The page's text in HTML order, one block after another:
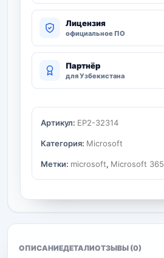
Лицензия
официальное ПО
Партнёр
для Узбекистана
Артикул: EP2-32314
Категория: Microsoft
Метки: microsoft, Microsoft 365
ОПИСАНИЕДЕТАЛИОТЗЫВЫ (0)